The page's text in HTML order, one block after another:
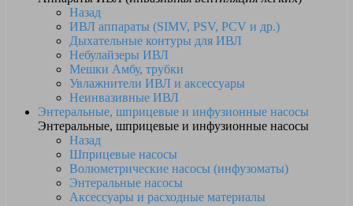
Назад
ИВЛ аппараты (SIMV, PSV, PCV и др.)
Дыхательные контуры для ИВЛ
Небулайзеры ИВЛ
Мешки Амбу, трубки
Увлажнители ИВЛ и аксессуары
Неинвазивные ИВЛ
Энтеральные, шприцевые и инфузионные насосы
Энтеральные, шприцевые и инфузионные насосы
Назад
Шприцевые насосы
Волюметрические насосы (инфузоматы)
Энтеральные насосы
Аксессуары и расходные материалы